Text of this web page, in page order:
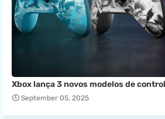
Xbox lança 3 novos modelos de
September 05, 2025